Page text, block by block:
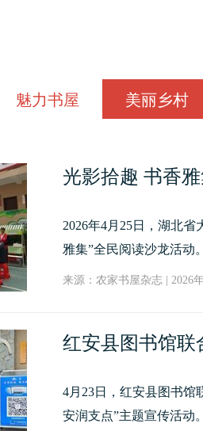
魅力书屋 美丽乡村
光影拾趣 书香
2026年4月25日，湖北
雅集”全民阅读沙龙活动。
来源：农家书屋杂志 | 2026
红安县图书馆联
4月23日，红安县图书馆
安润支点”主题宣传活动。